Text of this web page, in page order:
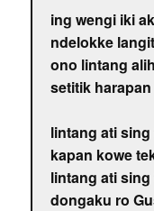
ing wengi iki
ndelokke
ono lintang
setitik
lintang ati
kapan kowe
lintang ati
dongaku ro